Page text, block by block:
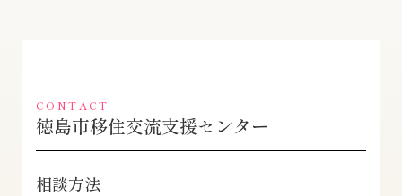
CONTACT
徳島市移住交流支援センター
相談方法